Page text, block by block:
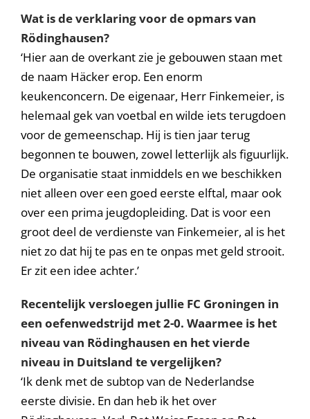
Wat is de verklaring voor de opmars van
Rödinghausen?
‘Hier aan de overkant zie je gebouwen staan met
de naam Häcker erop. Een enorm
keukenconcern. De eigenaar, Herr Finkemeier, is
helemaal gek van voetbal en wilde iets terugdoen
voor de gemeenschap. Hij is tien jaar terug
begonnen te bouwen, zowel letterlijk als figuurlijk.
De organisatie staat inmiddels en we beschikken
niet alleen over een goed eerste elftal, maar ook
over een prima jeugdopleiding. Dat is voor een
groot deel de verdienste van Finkemeier, al is het
niet zo dat hij te pas en te onpas met geld strooit.
Er zit een idee achter.’
Recentelijk versloegen jullie FC Groningen in
een oefenwedstrijd met 2-0. Waarmee is het
niveau van Rödinghausen en het vierde
niveau in Duitsland te vergelijken?
‘Ik denk met de subtop van de Nederlandse
eerste divisie. En dan heb ik het over